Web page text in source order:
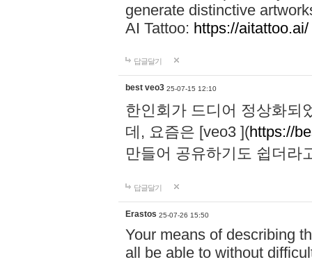
generate distinctive
AI Tattoo: https://aitattoo.ai/
답글달기
best veo3 25-07-15 12:10
한인회가 드디어 정상화되
데, 요즘은 [veo3 ](https://
만들어 공유하기도 쉽더라
답글달기
Erastos 25-07-26 15:50
Your means of describing
all be able to without